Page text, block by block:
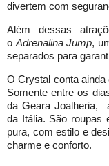
divertem com
Além dessas
o Adrenalina Jump,
separados para
O Crystal conta
Somente entre os
da Geara Joalheria,
da Itália. São roupas
pura, com estilo e
charme e conforto.